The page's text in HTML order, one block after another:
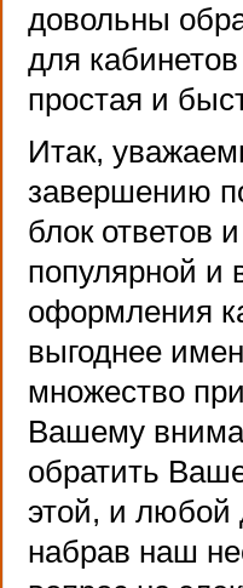
довольны
для
простая и
Итак,
завершению
блок ответов
популярной и
оформления
выгоднее
множество
Вашему
обратить
этой, и любой
набрав наш